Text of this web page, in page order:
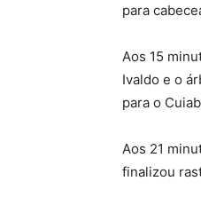
para
Aos 15
Ivaldo e o
para o
Aos 21
finalizou